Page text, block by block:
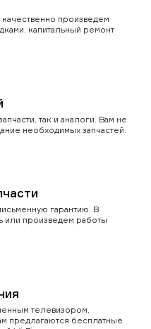
произведем
капитальный ремонт
так и аналоги. Вам не
необходимых запчастей.
гарантию. В
или произведем работы
телевизором,
предлагаются бесплатные